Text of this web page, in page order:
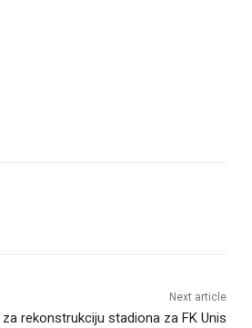
Next article
za rekonstrukciju stadiona za FK Unis